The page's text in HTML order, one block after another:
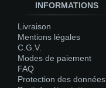
INFORMATIONS
Livraison
Mentions légales
C.G.V.
Modes de paiement
FAQ
Protection des données